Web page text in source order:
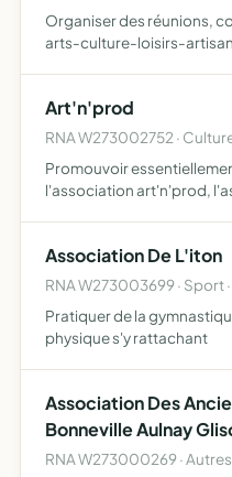
Organiser des réunions,
arts-culture-loisirs-
Art'n'prod
RNA W273002752 ·
Promouvoir
l'association art'n'prod,
Association De L'iton
RNA W273003699 · Sport
Pratiquer de la
physique s'y rattachant
Association Des
Bonneville Aulnay
RNA W273000269 ·